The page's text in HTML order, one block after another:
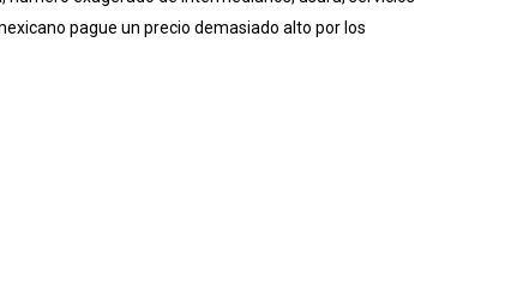
pague un precio demasiado alto por los